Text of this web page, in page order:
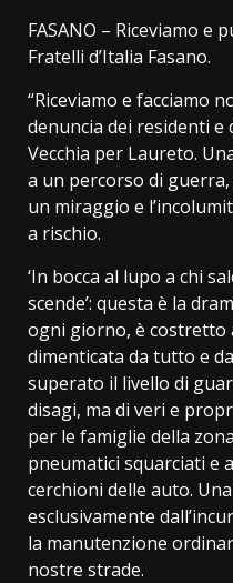
FASANO – Riceviamo e
Fratelli d’Italia Fasano.
“Riceviamo e facciamo
denuncia dei residenti
Vecchia per Laureto.
a un percorso di
un miraggio e
a rischio.
‘In bocca al lupo a chi
scende’: questa è la
ogni giorno, è costretto
dimenticata da tutto e
superato il livello di
disagi, ma di veri e
per le famiglie della
pneumatici squarciati e
cerchioni delle auto.
esclusivamente
la manutenzione
nostre strade.